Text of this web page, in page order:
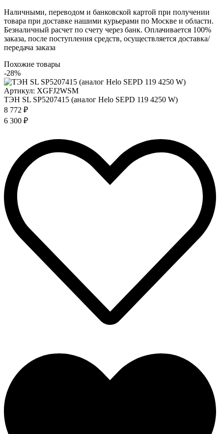
Наличными, переводом и банковской картой при получении
товара при доставке нашими курьерами по Москве и области.
Безналичный расчет по счету через банк. Оплачивается 100%
заказа, после поступления средств, осуществляется доставка/
передача заказа
Похожие товары
-28%
Артикул: XGFJ2WSM
ТЭН SL SP5207415 (аналог Helo SEPD 119 4250 W)
8 772 ₽
6 300 ₽